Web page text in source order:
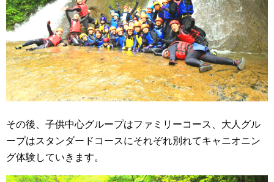
その後、子供中心グループはファミリーコース、大人グル
ープはスタンダードコースにそれぞれ別れてキャニオニン
グ体験していきます。